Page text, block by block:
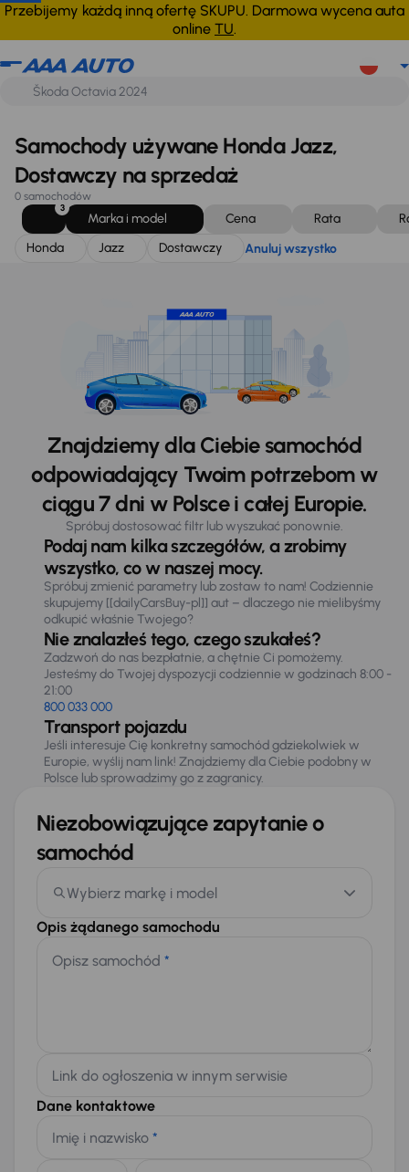
Przebijemy każdą inną ofertę SKUPU. Darmowa wycena auta
online TU.
Honda Jazz Dostawczy Anuluj wszystko
Samochody używane Honda Jazz,
Dostawczy na sprzedaż
0 samochodów
3
Marka i model Cena Rata
Honda
Jazz Dostawczy Anuluj wszystko
Znajdziemy dla Ciebie samochód
odpowiadający Twoim potrzebom w
ciągu 7 dni w Polsce i całej Europie.
Spróbuj dostosować filtr lub wyszukać ponownie.
Podaj nam kilka szczegółów, a zrobimy
wszystko, co w naszej mocy.
Spróbuj zmienić parametry lub zostaw to nam! Codziennie
skupujemy [[dailyCarsBuy-pl]] aut – dlaczego nie mielibyśmy
odkupić właśnie Twojego?
Nie znalazłeś tego, czego szukałeś?
Zadzwoń do nas bezpłatnie, a chętnie Ci pomożemy.
Jesteśmy do Twojej dyspozycji codziennie w godzinach 8:00 -
21:00
800 033 000
Transport pojazdu
Jeśli interesuje Cię konkretny samochód gdziekolwiek w
Europie, wyślij nam link! Znajdziemy dla Ciebie podobny w
Polsce lub sprowadzimy go z zagranicy.
Niezobowiązujące zapytanie o
samochód
Wybierz markę i model
Opis żądanego samochodu
Opisz samochód *
Link do ogłoszenia w innym serwisie
Dane kontaktowe
Imię i nazwisko *